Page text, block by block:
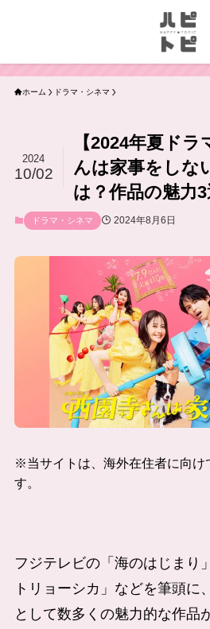
ホーム ドラマ・シネマ
【2024年夏ド
んは家事をしな
は？作品の魅力
2024
10/02
ドラマ・シネマ 2024年8月6日
※当サイトは、海外在住者に向け
す。
フジテレビの「海のはじまり
トリョーシカ」などを筆頭に
として数多くの魅力的な作品